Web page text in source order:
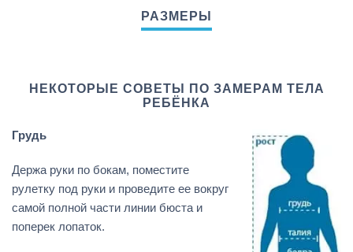
НЕКОТОРЫЕ СОВЕТЫ ПО ЗАМЕРАМ ТЕЛА
РЕБЁНКА
Грудь
Держа руки по бокам, поместите
рулетку под руки и проведите ее вокруг
самой полной части линии бюста и
поперек лопаток.